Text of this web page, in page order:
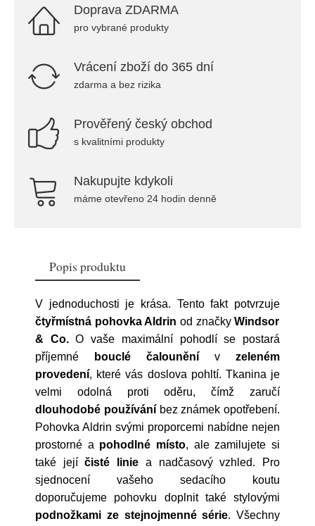
Doprava ZDARMA
pro vybrané produkty
Vrácení zboží do 365 dní
zdarma a bez rizika
Prověřený český obchod
s kvalitními produkty
Nakupujte kdykoli
máme otevřeno 24 hodin denně
Popis produktu
V jednoduchosti je krása. Tento fakt potvrzuje
čtyřmístná pohovka Aldrinod značkyWindsor
& Co.O vaše maximální pohodlí se postará
příjemné
bouclé čalounění v zeleném
provedení, které vás doslova pohltí. Tkanina je
velmi odolná proti oděru, čímž zaručí
dlouhodobé používáníbez známek opotřebení.
Pohovka Aldrin svými proporcemi nabídne nejen
prostorné a pohodlné místo, ale zamilujete si
také jejíčisté linie a nadčasový vzhled. Pro
sjednocení vašeho sedacího koutu
doporučujeme pohovku doplnit také stylovými
podnožkami ze stejnojmenné série. Všechny